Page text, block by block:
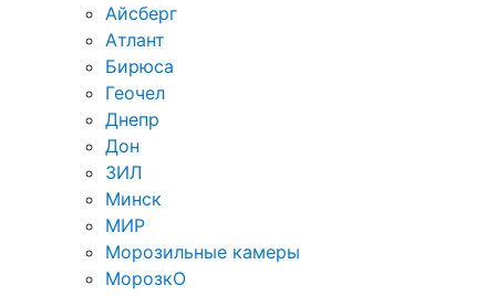
Айсберг
Атлант
Бирюса
Геочел
Днепр
Дон
ЗИЛ
Минск
МИР
Морозильные камеры
МорозкО